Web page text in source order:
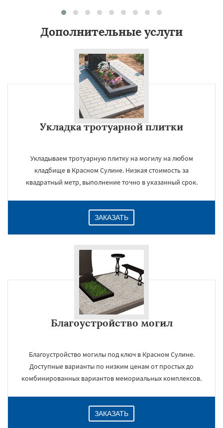
Дополнительные услуги
Укладка тротуарной плитки
Укладываем тротуарную плитку на могилу на любом
кладбище в Красном Сулине. Низкая стоимость за
квадратный метр, выполнение точно в указанный срок.
ЗАКАЗАТЬ
Благоустройство могил
Благоустройство могилы под ключ в Красном Сулине.
Доступные варианты по низким ценам от простых до
комбинированных вариантов мемориальных комплексов.
ЗАКАЗАТЬ
×
Даю согласие на обработку персональных данных